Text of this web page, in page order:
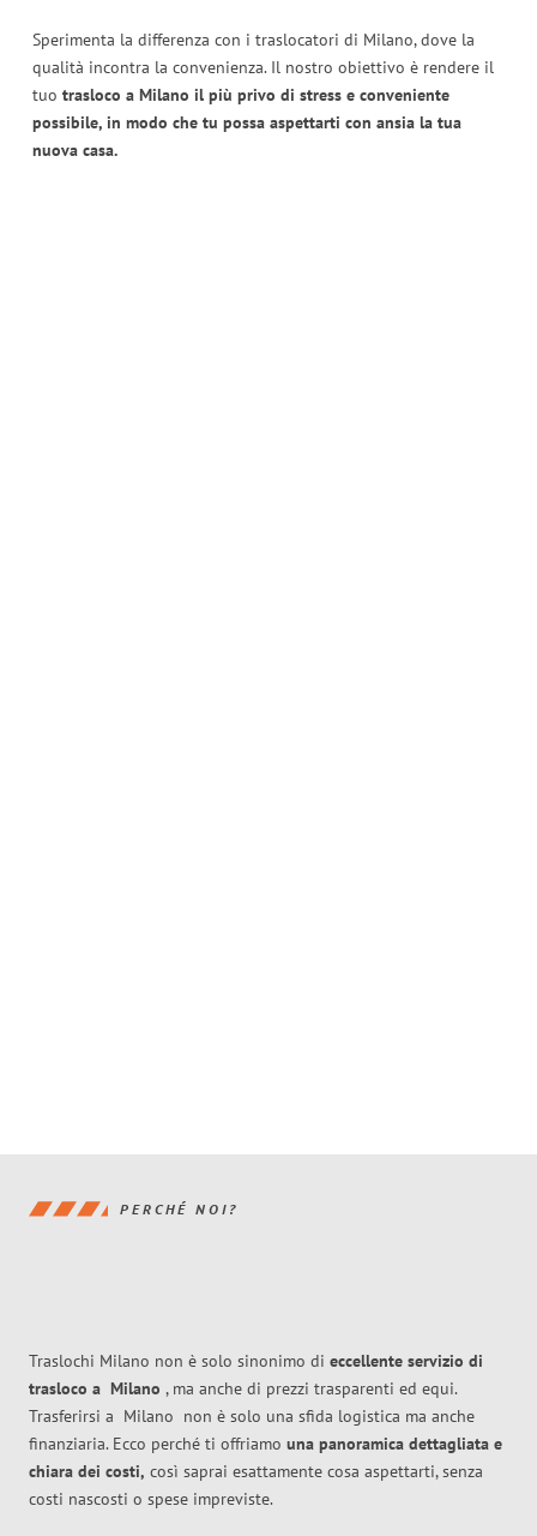
Sperimenta la differenza con i traslocatori di Milano, dove la
qualità incontra la convenienza. Il nostro obiettivo è rendere il
tuo trasloco a Milano il più privo di stress e conveniente
possibile, in modo che tu possa aspettarti con ansia la tua
nuova casa.
PERCHÉ NOI?
Traslochi Milano non è solo sinonimo di eccellente servizio di
trasloco a Milano , ma anche di prezzi trasparenti ed equi.
Trasferirsi a Milano non è solo una sfida logistica ma anche
finanziaria. Ecco perché ti offriamo una panoramica dettagliata e
chiara dei costi, così saprai esattamente cosa aspettarti, senza
costi nascosti o spese impreviste.